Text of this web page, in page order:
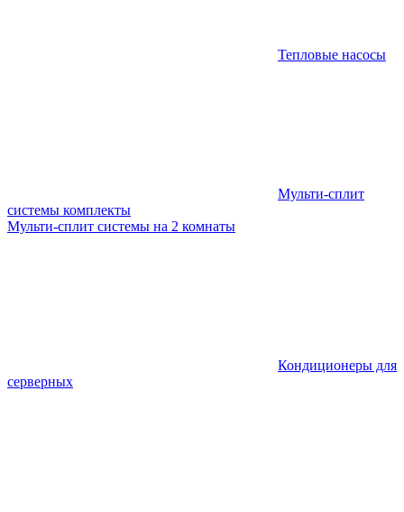
Тепловые насосы
Мульти-сплит
системы комплекты
Мульти-сплит системы на 2 комнаты
Кондиционеры для
серверных